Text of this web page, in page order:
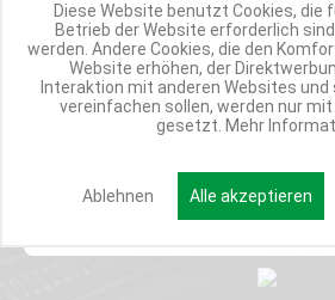
Werde Teil der Miweba
Verpasse nie wieder exklusive
Anmelden
Diese Website benutzt Cookies, die
Betrieb der Website erforderlich
werden. Andere Cookies, die den
Website erhöhen, der
Interaktion mit anderen Websites
vereinfachen sollen, werden nur
gesetzt. Mehr
Ablehnen Alle akzeptieren